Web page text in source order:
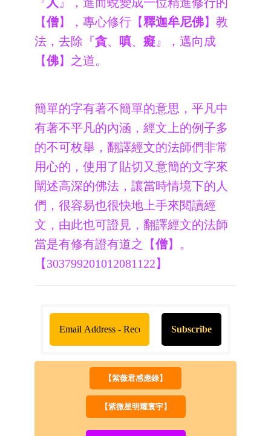
【僧】，專心修行【釋迦牟尼佛】教
法，去除『貪、 嗔、 癡』，邁向成
【佛】之道。
簡單的字有著不簡單的意思，平凡中
有著不平凡的內涵，經文上的例子多
的不可枚舉，翻譯經文的法師們非常
用心的，使用了貼切又意簡的文字來
闡述高深的佛法，讓當時情境下的人
們，很容易也很快地上手來閱讀經
文，由此也可證見，翻譯經文的法師
當是有修有證有道之【僧】。
【303799201012081122】
【紫薇君感應錄】
【紫微星明耀寰宇】